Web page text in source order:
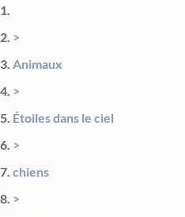
>
Animaux
>
Étoiles dans le ciel
>
chiens
>